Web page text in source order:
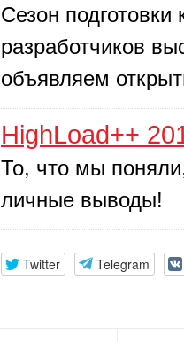
Сезон
разработчиков
объявляем
HighLoad++
То, что мы
личные выводы!
Twitter Telegram